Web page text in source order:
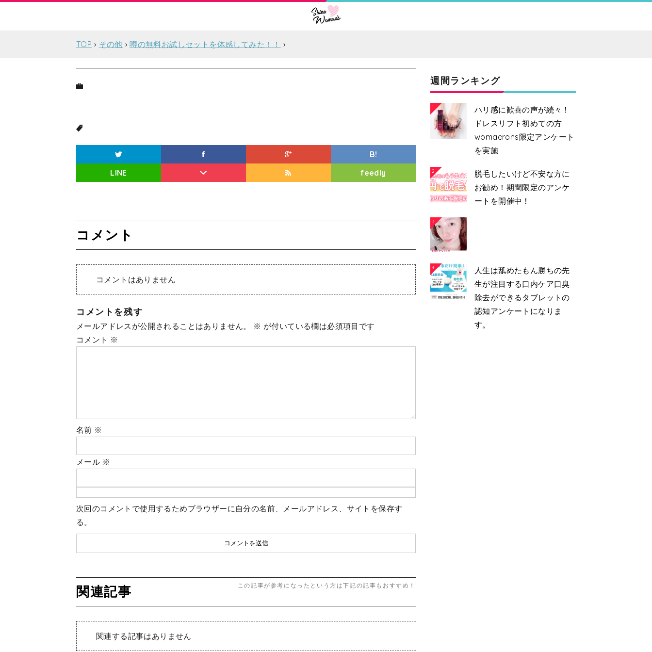
TOP その他 噂の無料お試しセットを体感してみた！！
B!
LINE
feedly
コメント
コメントはありません
コメントを残す
メールアドレスが公開されることはありません。 ※ が付いている欄は必須項目です
コメント ※
名前 ※
メール ※
次回のコメントで使用するためブラウザーに自分の名前、メールアドレス、サイトを保存す
る。
関連記事 この記事が参考になったという方は下記の記事もおすすめ！
関連する記事はありません
週間ランキング
1
ハリ感に歓喜の声が続々！
ドレスリフト初めての方
womaerons限定アンケート
を実施
2
脱毛したいけど不安な方に
お勧め！期間限定のアンケ
ートを開催中！
3
4
人生は舐めたもん勝ちの先
生が注目する口内ケア口臭
除去ができるタブレットの
認知アンケートになりま
す。